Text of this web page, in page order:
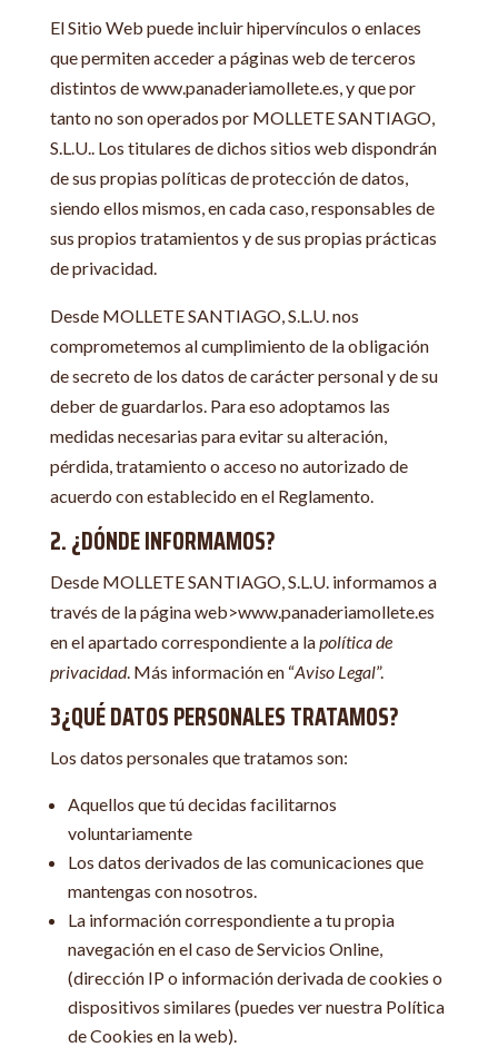
El Sitio Web puede incluir hipervínculos o enlaces
que permiten acceder a páginas web de terceros
distintos de www.panaderiamollete.es, y que por
tanto no son operados por MOLLETE SANTIAGO,
S.L.U.. Los titulares de dichos sitios web dispondrán
de sus propias políticas de protección de datos,
siendo ellos mismos, en cada caso, responsables de
sus propios tratamientos y de sus propias prácticas
de privacidad.
Desde MOLLETE SANTIAGO, S.L.U. nos
comprometemos al cumplimiento de la obligación
de secreto de los datos de carácter personal y de su
deber de guardarlos. Para eso adoptamos las
medidas necesarias para evitar su alteración,
pérdida, tratamiento o acceso no autorizado de
acuerdo con establecido en el Reglamento.
2. ¿DÓNDE INFORMAMOS?
Desde MOLLETE SANTIAGO, S.L.U. informamos a
través de la página web>www.panaderiamollete.es
en el apartado correspondiente a lapolítica de
privacidad. Más información en “Aviso Legal”.
3¿QUÉ DATOS PERSONALES TRATAMOS?
Los datos personales que tratamos son:
Aquellos que tú decidas facilitarnos
voluntariamente
Los datos derivados de las comunicaciones que
mantengas con nosotros.
La información correspondiente a tu propia
navegación en el caso de Servicios Online,
(dirección IP o información derivada de cookies o
dispositivos similares (puedes ver nuestra Política
de Cookies en la web).